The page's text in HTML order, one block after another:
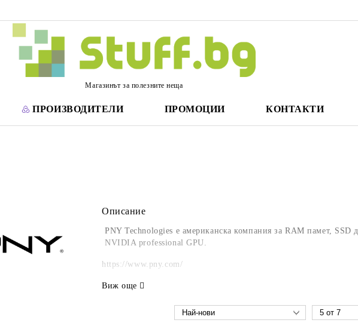
Магазинът за полезните неща
ПРОИЗВОДИТЕЛИ ПРОМОЦИИ КОНТАКТИ
Описание
PNY Technologies е американска компания за RAM памет, SSD
NVIDIA professional GPU.
https://www.pny.com/
Виж още